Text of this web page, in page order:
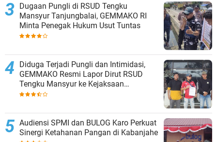
Dugaan Pungli di RSUD Tengku
Mansyur Tanjungbalai, GEMMAKO RI
Minta Penegak Hukum Usut Tuntas
Diduga Terjadi Pungli dan Intimidasi,
GEMMAKO Resmi Lapor Dirut RSUD
Tengku Mansyur ke Kejaksaan
Tanjungbalai
Audiensi SPMI dan BULOG Karo Perkuat
Sinergi Ketahanan Pangan di Kabanjahe